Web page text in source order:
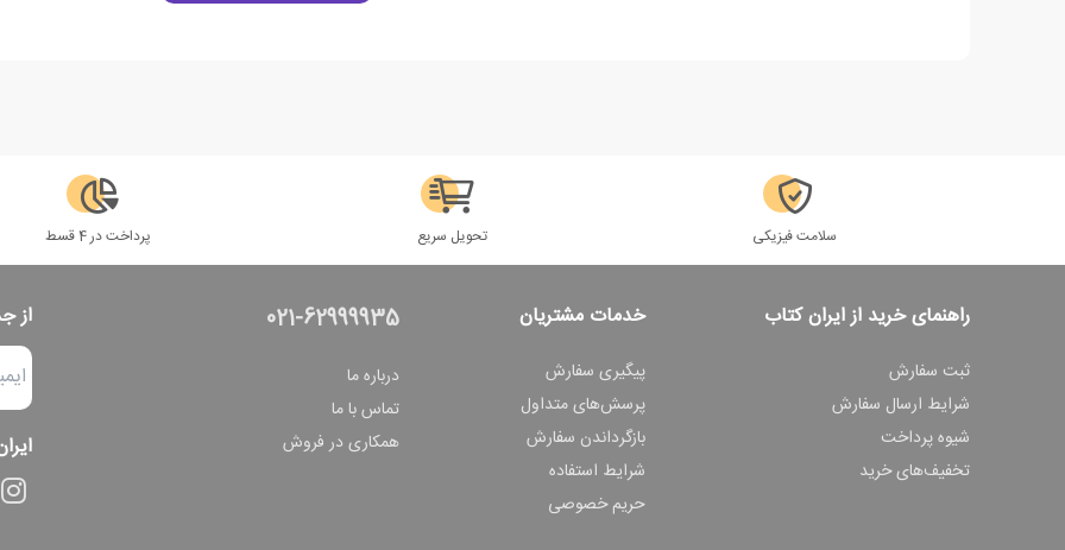
سلامت فیزیکی تحویل سریع پرداخت در 4 قسط
راهنمای خرید از ایران کتاب
ثبت سفارش
شرایط ارسال سفارش
شیوه پرداخت
تخفیف‌های خرید
خدمات مشتریان
پیگیری سفارش
پرسش‌های متداول
بازگرداندن سفارش
شرایط استفاده
حریم خصوصی
021-62999935
درباره ما
تماس با ما
همکاری در فروش
از